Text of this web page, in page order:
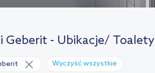
Geberit - Ubikacje/ Toalety
Wyczyść wszystkie